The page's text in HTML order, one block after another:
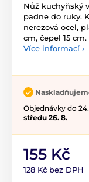
Nůž kuchyňský
padne do ruky.
nerezová ocel,
cm, čepel 15
Více informací ›
Objednávky do
středu 26. 8.
155 Kč
128 Kč bez DPH